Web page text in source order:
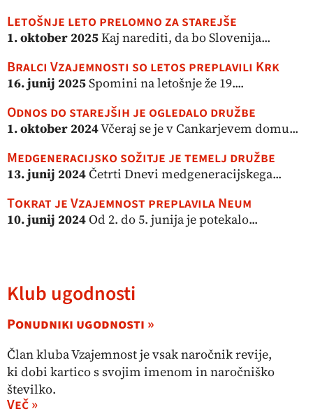
Letošnje leto prelomno za starejše
1. oktober 2025Kaj narediti, da bo Slovenija...
Bralci Vzajemnosti so letos preplavili Krk
16. junij 2025Spomini na letošnje že 19....
Odnos do starejših je ogledalo družbe
1. oktober 2024Včeraj se je v Cankarjevem domu...
Medgeneracijsko sožitje je temelj družbe
13. junij 2024Četrti Dnevi medgeneracijskega...
Tokrat je Vzajemnost preplavila Neum
10. junij 2024Od 2. do 5. junija je potekalo...
Klub ugodnosti
Ponudniki ugodnosti »
Član kluba Vzajemnost je vsak naročnik revije,
ki dobi kartico s svojim imenom in naročniško
številko.
Več »